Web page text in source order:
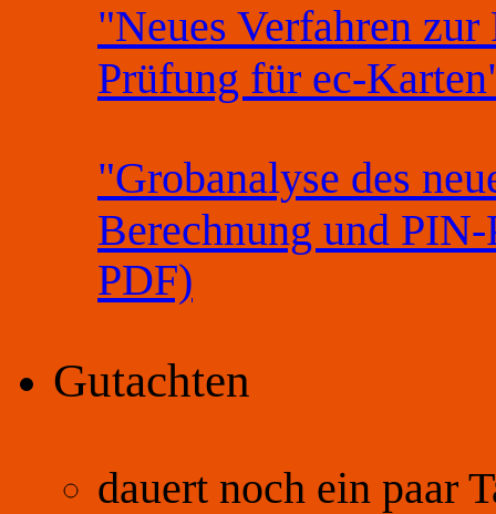
"Neues Verfahren
Prüfung für ec-
"Grobanalyse des
Berechnung und
PDF)
Gutachten
dauert noch ein paar